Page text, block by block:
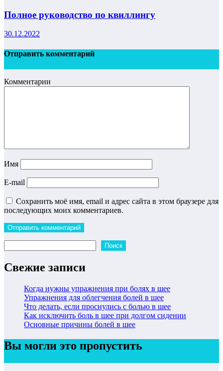
Полное руководство по квиллингу
30.12.2022
Отправить комментарий
Комментарии
Имя
E-mail
Сохранить моё имя, email и адрес сайта в этом браузере для
последующих моих комментариев.
Поиск
Свежие записи
Когда нужны упражнения при болях в шее
Упражнения для облегчения болей в шее
Что делать, если проснулись с болью в шее
Как исключить боль в шее при долгом сидении
Основные причины болей в шее
Вы могли это пропустить